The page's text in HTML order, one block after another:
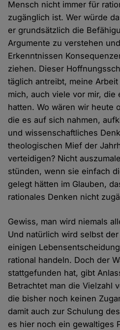
Mensch nicht immer für
zugänglich ist. Wer würde
er grundsätzlich die
Argumente zu verstehen
Erkenntnissen
ziehen. Dieser
täglich antreibt, meine
mich, auch viele vor mir, die
hatten. Wo wären wir heute
die es auf sich nahmen,
und wissenschaftliches
theologischen Mief der
verteidigen? Nicht
stünden, wenn sie einfach
gelegt hätten im Glauben,
rationales Denken nicht
Gewiss, man wird niemals
Und natürlich wird selbst
einigen
rational handeln. Doch der
stattgefunden hat, gibt
Betrachtet man die Vielzahl
die bisher noch keinen
damit auch zur Schulung
es hier noch ein gewaltiges